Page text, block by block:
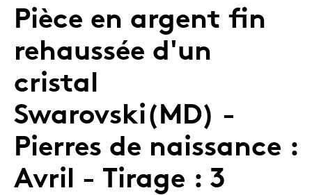
Pièce en argent fin
rehaussée d'un
cristal
Swarovski(MD) -
Pierres de naissance :
Avril - Tirage : 3